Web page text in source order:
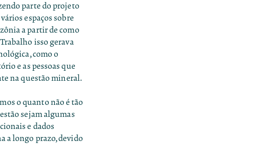
parte do projeto
espaços sobre
a partir de como
isso gerava
como o
e as pessoas que
na questão mineral.
o quanto não é tão
sejam algumas
e dados
a longo prazo, devido